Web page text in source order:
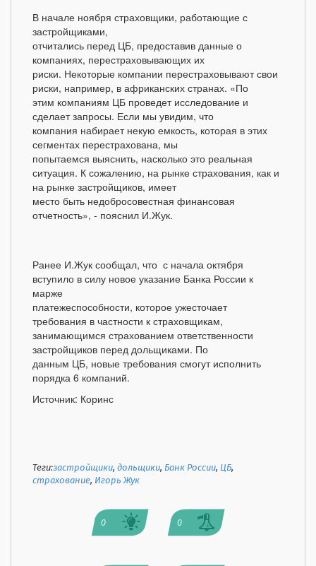
В начале ноября страховщики, работающие с
застройщиками,
отчитались перед ЦБ, предоставив данные о
компаниях, перестраховывающих их
риски. Некоторые компании перестраховывают свои
риски, например, в африканских странах. «По
этим компаниям ЦБ проведет исследование и
сделает запросы. Если мы увидим, что
компания набирает некую емкость, которая в этих
сегментах перестрахована, мы
попытаемся выяснить, насколько это реальная
ситуация. К сожалению, на рынке страхования, как и
на рынке застройщиков, имеет
место быть недобросовестная финансовая
отчетность», - пояснил И.Жук.
Ранее И.Жук сообщал, что с начала октября
вступило в силу новое указание Банка России к
марже
платежеспособности, которое ужесточает
требования в частности к страховщикам,
занимающимся страхованием ответственности
застройщиков перед дольщиками. По
данным ЦБ, новые требования смогут исполнить
порядка 6 компаний.
Источник: Коринс
Теги:застройщики,дольщики, Банк России, ЦБ,
страхование, Игорь Жук
0 0